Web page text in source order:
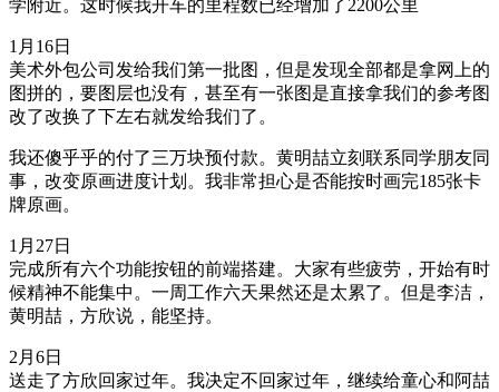
学附近。这时候我开车的里程数已经增加了2200公里
1月16日
美术外包公司发给我们第一批图，但是发现全部都是拿网上的
图拼的，要图层也没有，甚至有一张图是直接拿我们的参考图
改了改换了下左右就发给我们了。
我还傻乎乎的付了三万块预付款。黄明喆立刻联系同学朋友同
事，改变原画进度计划。我非常担心是否能按时画完185张卡
牌原画。
1月27日
完成所有六个功能按钮的前端搭建。大家有些疲劳，开始有时
候精神不能集中。一周工作六天果然还是太累了。但是李洁，
黄明喆，方欣说，能坚持。
2月6日
送走了方欣回家过年。我决定不回家过年，继续给童心和阿喆